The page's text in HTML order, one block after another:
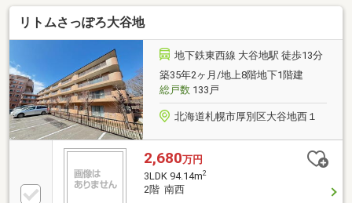
となっております。■周辺はサイクリングロードまで
徒歩約１分と、フィットネス、お散歩のコースに最適
です。■高速道路は『札幌南インターチェンジ』まで
約２ｋｍとアクセスしやすい立地です。■住宅ローン
のご相談も物件担当者（２級ＦＰ資格者）が承ります
のでお気軽にお問合せ下さい。
リトムさっぽろ大谷地
地下鉄東西線 大谷地駅 徒歩13分
築35年2ヶ月/地上8階地下1階建
総戸数133戸
北海道札幌市厚別区大谷地西１
2,680万円
3LDK 94.14m2
2階 南西